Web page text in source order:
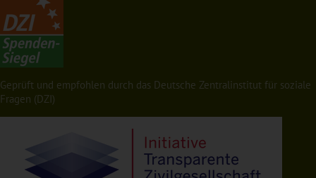
Geprüft und empfohlen durch das Deutsche Zentralinstitut für soziale
Fragen (DZI)